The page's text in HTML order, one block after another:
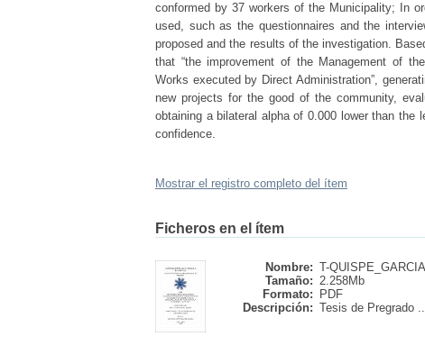
conformed by 37 workers of the Municipality; In
used, such as the questionnaires and the
proposed and the results of the investigation.
that “the improvement of the Management of
Works executed by Direct Administration”,
new projects for the good of the community,
obtaining a bilateral alpha of 0.000 lower than
confidence.
Mostrar el registro completo del ítem
Ficheros en el ítem
Nombre: T-
Tamaño: 2.258Mb
Formato:
PDF
Descripción: Tesis de Pregrado